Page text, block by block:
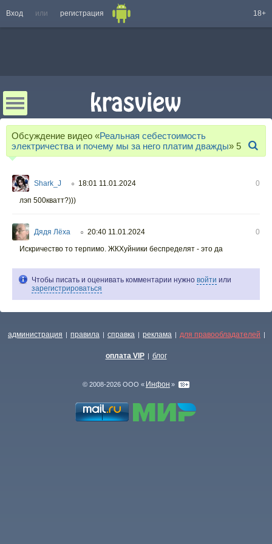
Вход или регистрация 18+
Обсуждение видео «Реальная себестоимость
электричества и почему мы за него платим дважды» 5
Shark_J ○ 18:01 11.01.2024
0
лэп 500кватт?)))
Дядя Лёха ○ 20:40 11.01.2024
0
Искричество то терпимо. ЖКХуйники беспределят - это да
Чтобы писать и оценивать комментарии нужно войти или
зарегистрироваться
администрация | правила | справка | реклама | для правообладателей |
оплата VIP | блог
© 2008-2026 ООО « Инфон »